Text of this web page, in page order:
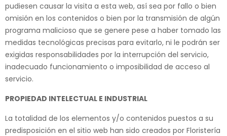
pudiesen causar la visita a esta web, así sea por fallo o bien
omisión en los contenidos o bien por la transmisión de algún
programa malicioso que se genere pese a haber tomado las
medidas tecnológicas precisas para evitarlo, ni le podrán ser
exigidas responsabilidades por la interrupción del servicio,
inadecuado funcionamiento o imposibilidad de acceso al
servicio.
PROPIEDAD INTELECTUAL E INDUSTRIAL
La totalidad de los elementos y/o contenidos puestos a su
predisposición en el sitio web han sido creados por Floristería